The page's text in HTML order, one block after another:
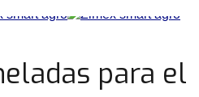
para el